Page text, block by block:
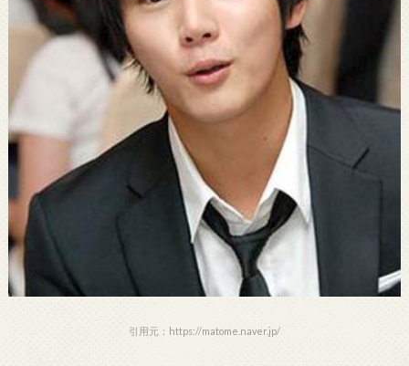
引用元：https://matome.naver.jp/